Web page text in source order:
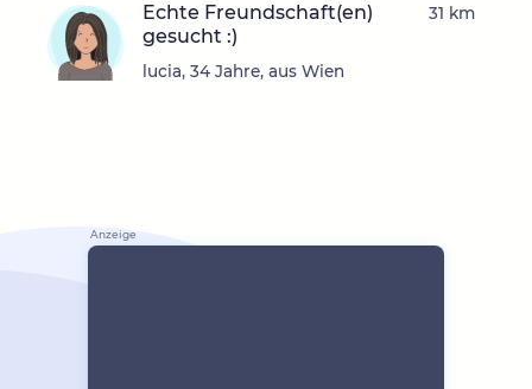
Echte Freundschaft(en)
gesucht :)
lucia, 34 Jahre, aus Wien
31 km